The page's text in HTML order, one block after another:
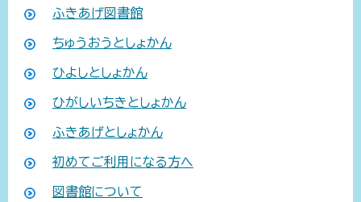
ふきあげ図書館
ちゅうおうとしょかん
ひよしとしょかん
ひがしいちきとしょかん
ふきあげとしょかん
初めてご利用になる方へ
図書館について